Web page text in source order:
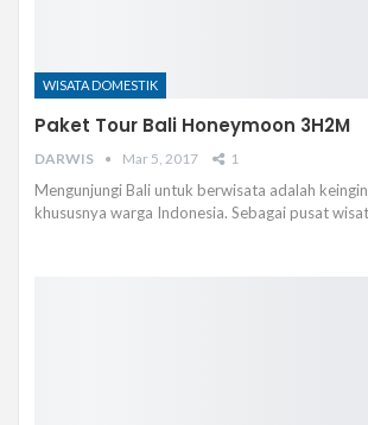
WISATA DOMESTIK
Paket Tour Bali Honeymoon 3H2M
DARWIS Mar 5, 2017 1
Mengunjungi Bali untuk berwisata adalah
khususnya warga Indonesia. Sebagai pusat